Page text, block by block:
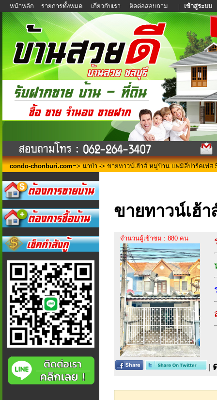
หน้าหลัก รายการทั้งหมด เกี่ยวกับเรา ติดต่อสอบถาม | เข้าสู่ระบบ
condo-chonburi.com=> นาป่า -> ขายทาวน์เฮ้าส์ หมู่บ้าน แฟมิลี่ปาร์คเฟส
ขายทาวน์เฮ้
จำนวนผู้เข้าชม : 880 คน